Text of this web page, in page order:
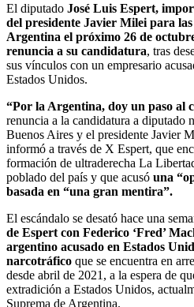
El diputado José Luis Espert,
del presidente Javier Milei para las
Argentina el próximo 26 de
renuncia a su candidatura, tras
sus vínculos con un empresario
Estados Unidos.
“Por la Argentina, doy un paso al
renuncia a la candidatura a diputado
Buenos Aires y el presidente Javier
informó a través de X Espert, que
formación de ultraderecha La
poblado del país y que acusó una
basada en “una gran mentira”.
El escándalo se desató hace una
de Espert con Federico ‘Fred’
argentino acusado en Estados
narcotráfico que se encuentra en
desde abril de 2021, a la espera de
extradición a Estados Unidos,
Suprema de Argentina.